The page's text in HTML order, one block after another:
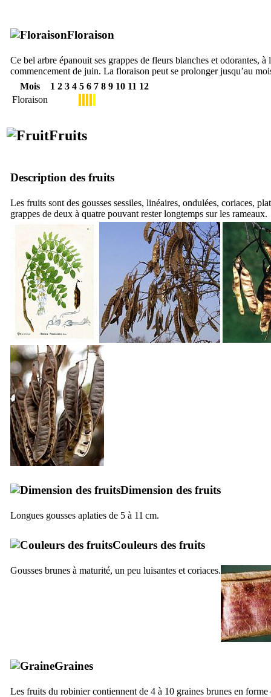
Floraison
Ce bel arbre épanouit ses grappes de fleurs blanches et odorantes,
commencement de juin. La floraison peut se prolonger jusqu’au
Mois
1 2 3 4 5 6 7 8 9 10 11 12
Floraison
Fruits
Description des fruits
Les fruits sont des gousses sessiles, linéaires, ondulées, coriaces,
grappes de deux à quatre pouvant rester longtemps sur les rameaux.
Dimension des fruits
Longues gousses aplaties de 5 à 11 cm.
Couleurs des fruits
Gousses brunes à maturité, un peu luisantes et coriaces.
Graines
Les fruits du robinier contiennent de 4 à 10 graines brunes en forme